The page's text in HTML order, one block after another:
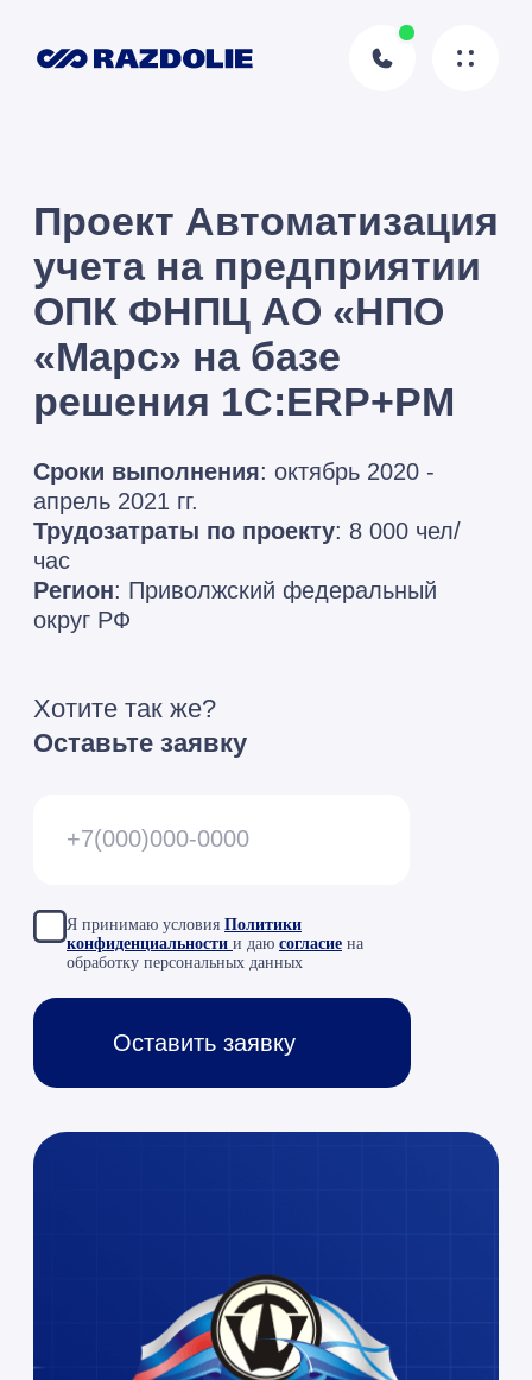
ОПК ФНПЦ АО «НПО
«Марс» на базе
решения 1С:ERP+PM
: октябрь 2020 -
апрель 2021 гг.
Трудозатраты по проекту
час
Регион : Приволжский федеральный
Хотите так же?
Оставьте заявку
Оставить заявку